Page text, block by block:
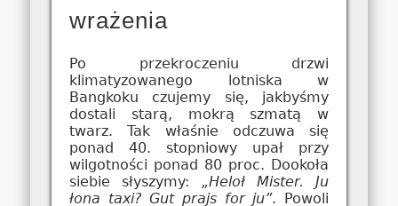
wrażenia
Po przekroczeniu drzwi
klimatyzowanego lotniska w
Bangkoku czujemy się, jakbyśmy
dostali starą, mokrą szmatą w
twarz. Tak właśnie odczuwa się
ponad 40. stopniowy upał przy
wilgotności ponad 80 proc. Dookoła
siebie słyszymy: „Heloł Mister. Ju
łona taxi? Gut prajs for ju”. Powoli